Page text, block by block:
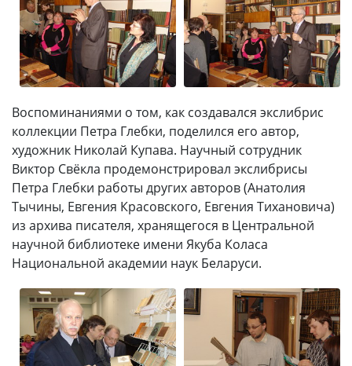
Воспоминаниями о том, как создавался экслибрис
коллекции Петра Глебки, поделился его автор,
художник Николай Купава. Научный сотрудник
Виктор Свёкла продемонстрировал экслибрисы
Петра Глебки работы других авторов (Анатолия
Тычины, Евгения Красовского, Евгения Тихановича)
из архива писателя, хранящегося в Центральной
научной библиотеке имени Якуба Коласа
Национальной академии наук Беларуси.